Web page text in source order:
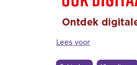
Lees voor